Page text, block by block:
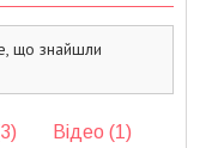
що знайшли
Відео (1)